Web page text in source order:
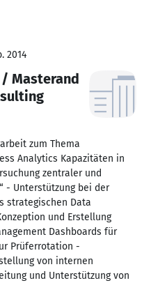
2014
Masterand
zum Thema
Analytics Kapazitäten in
zentraler und
- Unterstützung bei der
strategischen Data
und Erstellung
Dashboards für
Prüferrotation -
von internen
und Unterstützung von